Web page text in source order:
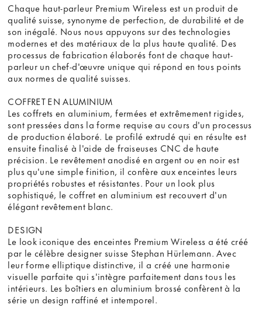
Chaque haut-parleur Premium Wireless est un produit de
qualité suisse, synonyme de perfection, de durabilité et de
son inégalé. Nous nous appuyons sur des technologies
modernes et des matériaux de la plus haute qualité. Des
processus de fabrication élaborés font de chaque haut-
parleur un chef-d'œuvre unique qui répond en tous points
aux normes de qualité suisses.
COFFRET EN ALUMINIUM
Les coffrets en aluminium, fermées et extrêmement rigides,
sont pressées dans la forme requise au cours d'un processus
de production élaboré. Le profilé extrudé qui en résulte est
ensuite finalisé à l'aide de fraiseuses CNC de haute
précision. Le revêtement anodisé en argent ou en noir est
plus qu'une simple finition, il confère aux enceintes leurs
propriétés robustes et résistantes. Pour un look plus
sophistiqué, le coffret en aluminium est recouvert d'un
élégant revêtement blanc.
DESIGN
Le look iconique des enceintes Premium Wireless a été créé
par le célèbre designer suisse Stephan Hürlemann. Avec
leur forme elliptique distinctive, il a créé une harmonie
visuelle parfaite qui s'intègre parfaitement dans tous les
intérieurs. Les boîtiers en aluminium brossé confèrent à la
série un design raffiné et intemporel.